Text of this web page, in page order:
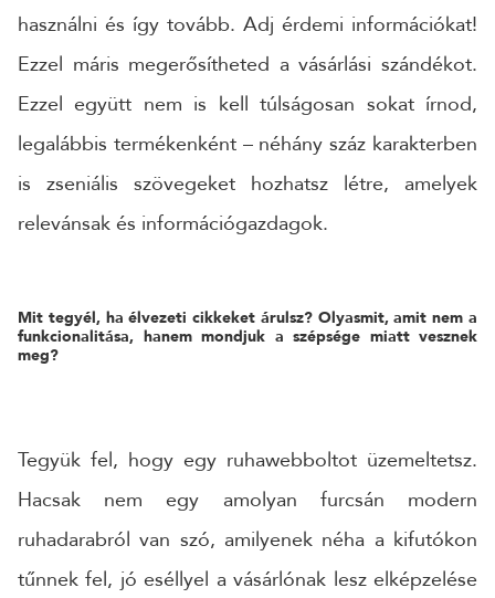
használni és így tovább. Adj érdemi információkat!
Ezzel máris megerősítheted a vásárlási szándékot.
Ezzel együtt nem is kell túlságosan sokat írnod,
legalábbis termékenként – néhány száz karakterben
is zseniális szövegeket hozhatsz létre, amelyek
relevánsak és információgazdagok.
Mit tegyél, ha élvezeti cikkeket árulsz? Olyasmit, amit nem a
funkcionalitása, hanem mondjuk a szépsége miatt vesznek
meg?
Tegyük fel, hogy egy ruhawebboltot üzemeltetsz.
Hacsak nem egy amolyan furcsán modern
ruhadarabról van szó, amilyenek néha a kifutókon
tűnnek fel, jó eséllyel a vásárlónak lesz elképzelése